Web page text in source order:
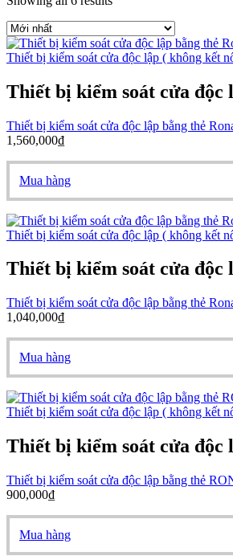
Thiết bị kiểm soát cửa độc lập ( không kết
Thiết bị kiểm soát cửa độc
Thiết bị kiểm soát cửa độc lập bằng thẻ
1,560,000₫
Mua hàng
Thiết bị kiểm soát cửa độc lập ( không kết
Thiết bị kiểm soát cửa độc
Thiết bị kiểm soát cửa độc lập bằng thẻ
1,040,000₫
Mua hàng
Thiết bị kiểm soát cửa độc lập ( không kết
Thiết bị kiểm soát cửa độc
Thiết bị kiểm soát cửa độc lập bằng thẻ
900,000₫
Mua hàng